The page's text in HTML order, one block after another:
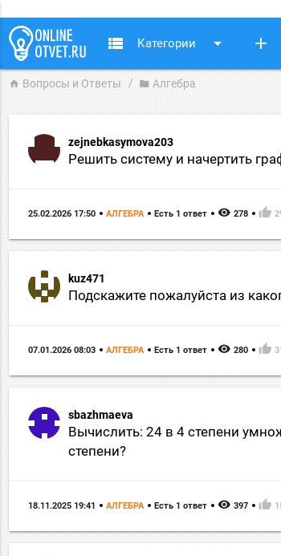
view_list Категории arrow_drop_down add
home Вопросы и Ответы folder Алгебра
zejnebkasymova203
Решить систему и начертить
25.02.2026 17:50 АЛГЕБРА Есть 1 ответ remove_red_eye 278 thumb_up
kuz471
Подскажите пожалуйста из
07.01.2026 08:03 АЛГЕБРА Есть 1 ответ remove_red_eye 280 thumb_up
sbazhmaeva
Вычислить: 24 в 4 степени
степени?
18.11.2025 19:41 АЛГЕБРА Есть 1 ответ remove_red_eye 397 thumb_up